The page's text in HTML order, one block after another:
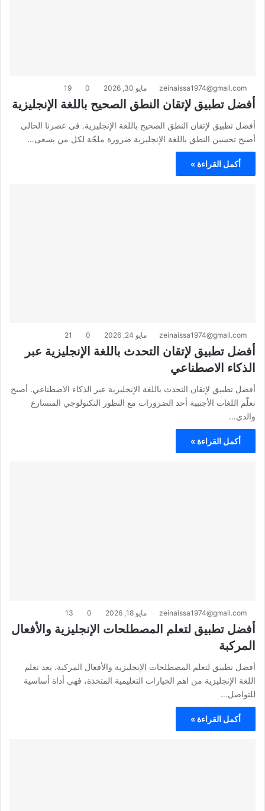
zeinaissa1974@gmail.com مايو 30, 2026 0
19
أفضل تطبيق لإتقان النطق الصحيح باللغة الإنجليزية
أفضل تطبيق لإتقان النطق الصحيح باللغة الإنجليزية. في عصرنا الحالي
أصبح تحسين النطق باللغة الإنجليزية ضرورة ملحّة لكل من يسعى…
أكمل القراءة »
zeinaissa1974@gmail.com مايو 24, 2026 0
21
أفضل تطبيق لإتقان التحدث باللغة الإنجليزية عبر
الذكاء الاصطناعي
أفضل تطبيق لإتقان التحدث باللغة الإنجليزية عبر الذكاء الاصطناعي. أصبح
تعلّم اللغات الأجنبية أحد الضرورات مع التطور التكنولوجي المتسارع
والذي…
أكمل القراءة »
zeinaissa1974@gmail.com مايو 18, 2026 0
13
أفضل تطبيق لتعلم المصطلحات الإنجليزية والأفعال
المركبة
أفضل تطبيق لتعلم المصطلحات الإنجليزية والأفعال المركبة. يعد تعلم
اللغة الإنجليزية من اهم الخيارات التعليمية المتخذة، فهي أداة أساسية
للتواصل…
أكمل القراءة »